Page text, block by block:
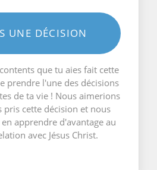
UNE DÉCISION
que tu aies fait cette
prendre l'une des décisions
de ta vie ! Nous aimerions
pris cette décision et nous
apprendre d'avantage au
avec Jésus Christ.